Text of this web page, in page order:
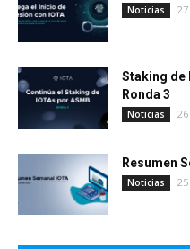
Noticias
Staking de
Ronda 3
Noticias
Resumen
Noticias